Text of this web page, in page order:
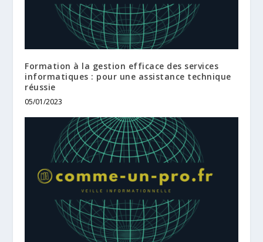
Formation à la gestion efficace des services
informatiques : pour une assistance technique
réussie
05/01/2023